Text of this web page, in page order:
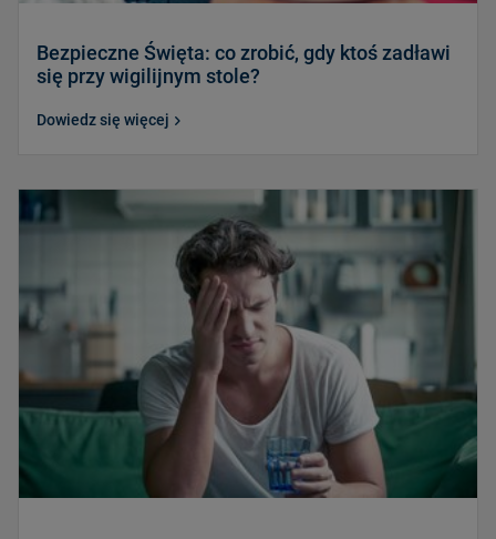
Bezpieczne Święta: co zrobić, gdy ktoś zadławi
się przy wigilijnym stole?
Dowiedz się więcej